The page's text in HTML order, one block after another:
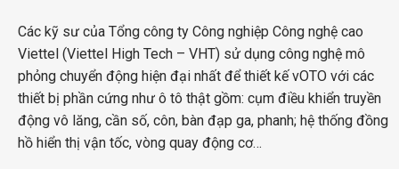
Các kỹ sư của Tổng công ty Công nghiệp Công nghệ cao
Viettel (Viettel High Tech – VHT) sử dụng công nghệ mô
phỏng chuyển động hiện đại nhất để thiết kế vOTO với các
thiết bị phần cứng như ô tô thật gồm: cụm điều khiển truyền
động vô lăng, cần số, côn, bàn đạp ga, phanh; hệ thống đồng
hồ hiển thị vận tốc, vòng quay động cơ…